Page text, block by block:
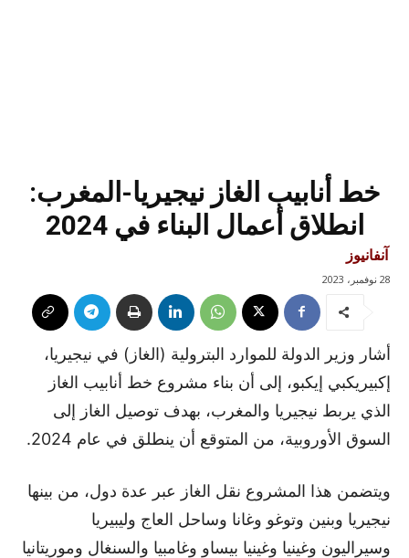
خط أنابيب الغاز نيجيريا-المغرب:
انطلاق أعمال البناء في 2024
آنفانيوز
28 نوفمبر، 2023
أشار وزير الدولة للموارد البترولية (الغاز) في نيجيريا،
إكبيريكبي إيكبو، إلى أن بناء مشروع خط أنابيب الغاز
الذي يربط نيجيريا والمغرب، بهدف توصيل الغاز إلى
السوق الأوروبية، من المتوقع أن ينطلق في عام 2024.
ويتضمن هذا المشروع نقل الغاز عبر عدة دول، من بينها
نيجيريا وبنين وتوغو وغانا وساحل العاج وليبيريا
وسيراليون وغينيا وغينيا بيساو وغامبيا والسنغال وموريتانيا